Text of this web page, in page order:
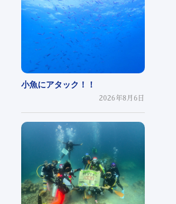
小魚にアタック！！
2026年8月6日